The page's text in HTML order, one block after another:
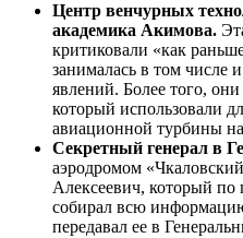
Центр венчурных
академика Акимова.
критиковали «как
занималась в том числе
явлений. Более того,
который использовали
авиационной турбины на
Секретный генерал в
аэродромом
Алексеевич, который
собирал всю
передавал ее в